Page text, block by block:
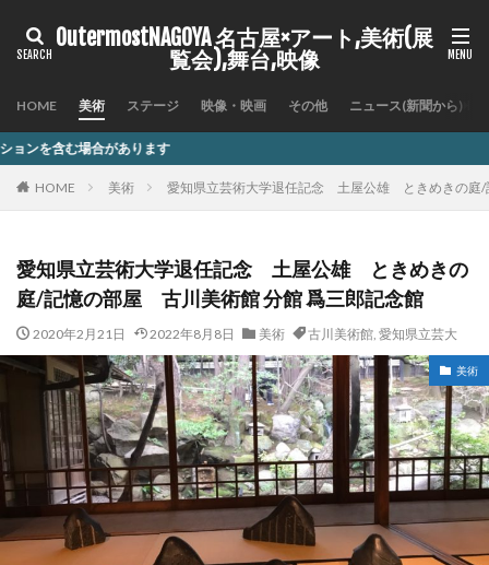
OutermostNAGOYA 名古屋×アート,美術(展
覧会),舞台,映像
HOME 美術 ステージ 映像・映画 その他 ニュース(新聞から)
HOME 美術 愛知県立芸術大学退任記念 土屋公雄 ときめきの庭
愛知県立芸術大学退任記念 土屋公雄 ときめきの
庭/記憶の部屋 古川美術館 分館 爲三郎記念館
2020年2月21日 2022年8月8日 美術 古川美術館, 愛知県立芸大
美術